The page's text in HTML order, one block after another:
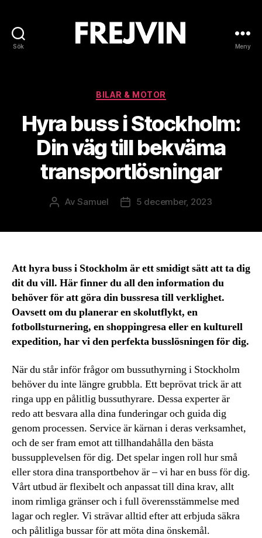
Sök Meny
Kategorier
BILAR & MOTOR
Hyra buss i Stockholm:
Din väg till bekväma
transportlösningar
Inläggsförfattare
AvSamuel Inläggsdatum
5 december, 2023
Att hyra buss i Stockholm är ett smidigt sätt att ta dig
dit du vill. Här finner du all den information du
behöver för att göra din bussresa till verklighet.
Oavsett om du planerar en skolutflykt, en
fotbollsturnering, en shoppingresa eller en kulturell
expedition, har vi den perfekta busslösningen för dig.
När du står inför frågor om bussuthyrning i Stockholm
behöver du inte längre grubbla. Ett beprövat trick är att
ringa upp en pålitlig bussuthyrare. Dessa experter är
redo att besvara alla dina funderingar och guida dig
genom processen. Service är kärnan i deras verksamhet,
och de ser fram emot att tillhandahålla den bästa
bussupplevelsen för dig. Det spelar ingen roll hur små
eller stora dina transportbehov är – vi har en buss för dig.
Vårt utbud är flexibelt och anpassat till dina krav, allt
inom rimliga gränser och i full överensstämmelse med
lagar och regler. Vi strävar alltid efter att erbjuda säkra
och pålitliga bussar för att möta dina önskemål.